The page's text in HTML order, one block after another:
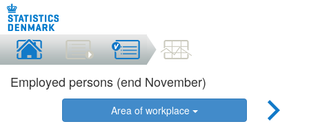
Employed persons (end November)
Area of workplace